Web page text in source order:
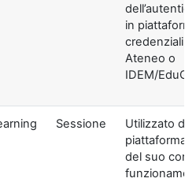
in
credenziali di
Ateneo o
IDEM/
Sessione
Utilizzato
piattaforma
del suo